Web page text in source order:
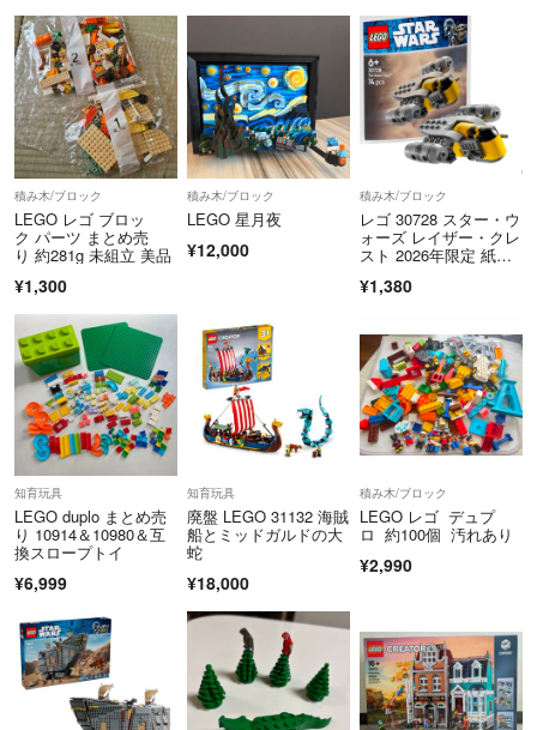
積み木/ブロック
LEGO レゴ ブロッ
ク パーツ まとめ売
り 約281g 未組立 美品
¥1,300
積み木/ブロック
LEGO 星月夜
¥12,000
積み木/ブロック
レゴ 30728 スター・ウ
ォーズ レイザー・クレ
スト 2026年限定 紙パ
¥1,380
知育玩具
LEGO duplo まとめ売
り 10914＆10980＆互
換スロープトイ
¥6,999
知育玩具
廃盤 LEGO 31132 海賊
船とミッドガルドの大
蛇
¥18,000
積み木/ブロック
LEGO レゴ デュプ
ロ 約100個 汚れあり
¥2,990